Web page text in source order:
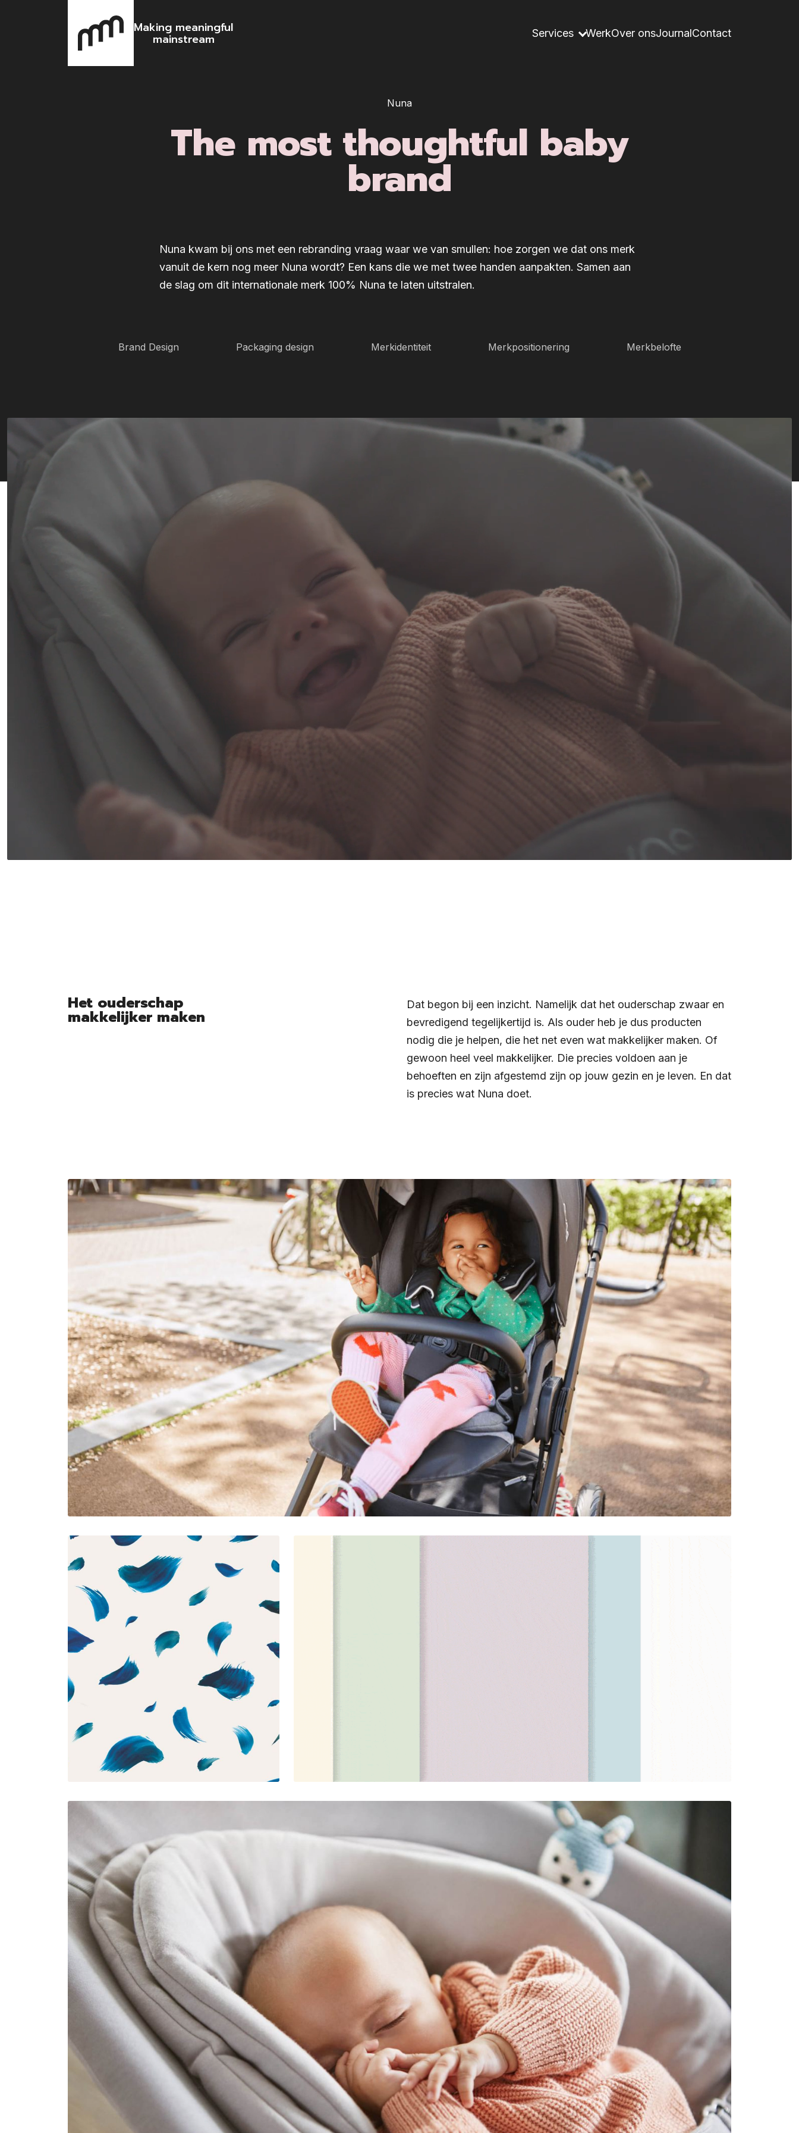
Making meaningful
mainstream Services WerkOver onsJournalContact
Nuna
The most thoughtful baby
brand
Nuna kwam bij ons met een rebranding vraag waar we van smullen: hoe zorgen we dat ons merk
vanuit de kern nog meer Nuna wordt? Een kans die we met twee handen aanpakten. Samen aan
de slag om dit internationale merk 100% Nuna te laten uitstralen.
Brand Design Packaging design Merkidentiteit Merkpositionering Merkbelofte
Het ouderschap
makkelijker maken
Dat begon bij een inzicht. Namelijk dat het ouderschap zwaar en
bevredigend tegelijkertijd is. Als ouder heb je dus producten
nodig die je helpen, die het net even wat makkelijker maken. Of
gewoon heel veel makkelijker. Die precies voldoen aan je
behoeften en zijn afgestemd zijn op jouw gezin en je leven. En dat
is precies wat Nuna doet.